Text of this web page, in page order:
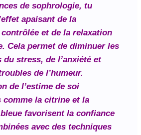
de sophrologie, tu
apaisant de la
et de la relaxation
Cela permet de diminuer les
du stress, de l’anxiété et
de l’humeur.
de l’estime de soi
comme la citrine et la
favorisent la confiance
avec des techniques